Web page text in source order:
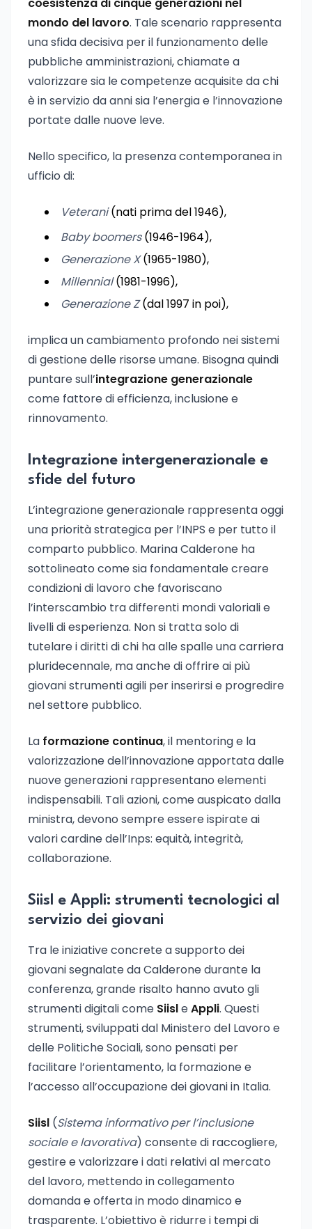
mondo del lavoro. Tale scenario rappresenta
una sfida decisiva per il funzionamento delle
pubbliche amministrazioni, chiamate a
valorizzare sia le competenze acquisite da chi
è in servizio da anni sia l’energia e l’innovazione
portate dalle nuove leve.
Nello specifico, la presenza contemporanea in
ufficio di:
Veterani(nati prima del 1946),
Baby boomers(1946-1964),
Generazione X(1965-1980),
Millennial(1981-1996),
Generazione Z(dal 1997 in poi),
implica un cambiamento profondo nei sistemi
di gestione delle risorse umane. Bisogna quindi
puntare sull’integrazione generazionale
come fattore di efficienza, inclusione e
rinnovamento.
Integrazione intergenerazionale e
sfide del futuro
L’integrazione generazionale rappresenta oggi
una priorità strategica per l’INPS e per tutto il
comparto pubblico. Marina Calderone ha
sottolineato come sia fondamentale creare
condizioni di lavoro che favoriscano
l’interscambio tra differenti mondi valoriali e
livelli di esperienza. Non si tratta solo di
tutelare i diritti di chi ha alle spalle una carriera
pluridecennale, ma anche di offrire ai più
giovani strumenti agili per inserirsi e progredire
nel settore pubblico.
La formazione continua, il mentoring e la
valorizzazione dell’innovazione apportata dalle
nuove generazioni rappresentano elementi
indispensabili. Tali azioni, come auspicato dalla
ministra, devono sempre essere ispirate ai
valori cardine dell’Inps: equità, integrità,
collaborazione.
Siisl e Appli: strumenti tecnologici al
servizio dei giovani
Tra le iniziative concrete a supporto dei
giovani segnalate da Calderone durante la
conferenza, grande risalto hanno avuto gli
strumenti digitali come SiisleAppli. Questi
strumenti, sviluppati dal Ministero del Lavoro e
delle Politiche Sociali, sono pensati per
facilitare l’orientamento, la formazione e
l’accesso all’occupazione dei giovani in Italia.
Siisl (Sistema informativo per l’inclusione
sociale e lavorativa) consente di raccogliere,
gestire e valorizzare i dati relativi al mercato
del lavoro, mettendo in collegamento
domanda e offerta in modo dinamico e
trasparente. L’obiettivo è ridurre i tempi di